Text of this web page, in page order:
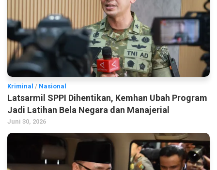
Kriminal / Nasional
Latsarmil SPPI Dihentikan, Kemhan Ubah Program
Jadi Latihan Bela Negara dan Manajerial
Juni 30, 2026